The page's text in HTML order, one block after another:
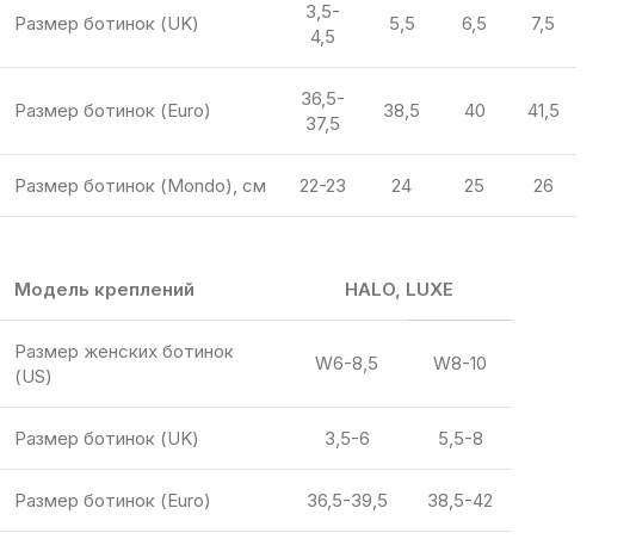
Размер ботинок (UK)
3,5-
4,5
5,5 6,5 7,5
Размер ботинок (Euro)
36,5-
37,5
38,5 40 41,5
Размер ботинок (Mondo), см 22-23 24 25 26
Модель креплений HALO, LUXE
Размер женских ботинок
(US)
W6-8,5 W8-10
Размер ботинок (UK) 3,5-6 5,5-8
Размер ботинок (Euro) 36,5-39,5 38,5-42